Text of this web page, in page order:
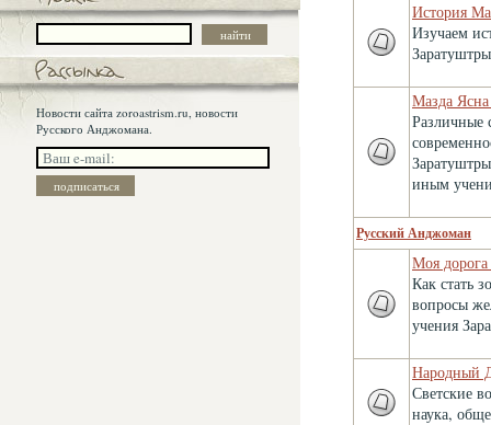
Новости сайта zoroastrism.ru, новости
Русского Анджомана.
История
Изучаем
Мазда
Различные
иным
Русский Анджоман
Моя
Как стать
вопросы
учения
Народный
Светские
наука,